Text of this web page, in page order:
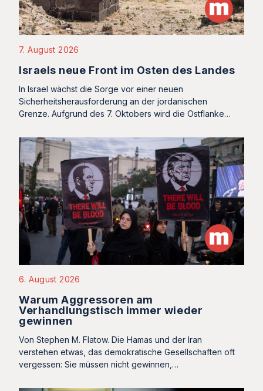
7. August 2026
Israels neue Front im Osten des Landes
In Israel wächst die Sorge vor einer neuen
Sicherheitsherausforderung an der jordanischen
Grenze. Aufgrund des 7. Oktobers wird die Ostflanke…
6. August 2026
Warum Aggressoren am
Verhandlungstisch immer wieder
gewinnen
Von Stephen M. Flatow. Die Hamas und der Iran
verstehen etwas, das demokratische Gesellschaften oft
vergessen: Sie müssen nicht gewinnen,…